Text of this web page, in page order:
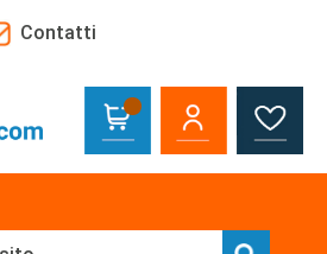
Contatti